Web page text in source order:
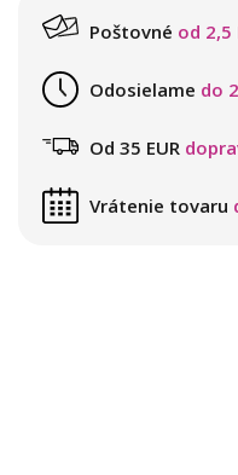
Poštovné od 2,5
Odosielame do
Od 35 EUR
Vrátenie tovaru